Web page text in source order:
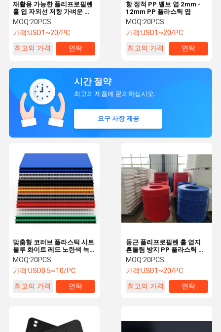
재활용 가능한 폴리프로필렌
홀 엽 자외선 저항 가벼운 플
라스틱 판 2mm
MOQ:20PCS
가격:USD1~20/PC
최고의 가격
연락
항 정적 PP 밸브 엽 2mm -
12mm PP 플라스틱 엽
MOQ:20PCS
가격:USD1~20/PC
최고의 가격
연락
시간 절약
최고의 제품에 문의하십시오.
요구 사항 제공
둥근 폴리프로필렌 홀 엽지
흔들림 방지 PP 플라스틱 엽
지 반 정적
MOQ:20PCS
가격:USD1~20/PC
최고의 가격
연락
맞춤형 코러브 플라스틱 시트
블루 화이트 레드 노란색 녹
색 홀 플라스틱 시트
MOQ:20PCS
가격:USD0.5~10/PC
최고의 가격
연락